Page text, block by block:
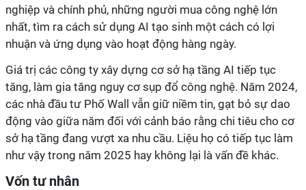
nghiệp và chính phủ, những người mua công nghệ lớn
nhất, tìm ra cách sử dụng AI tạo sinh một cách có lợi
nhuận và ứng dụng vào hoạt động hàng ngày.
Giá trị các công ty xây dựng cơ sở hạ tầng AI tiếp tục
tăng, làm gia tăng nguy cơ sụp đổ công nghệ. Năm 2024,
các nhà đầu tư Phố Wall vẫn giữ niềm tin, gạt bỏ sự dao
động vào giữa năm đối với cảnh báo rằng chi tiêu cho cơ
sở hạ tầng đang vượt xa nhu cầu. Liệu họ có tiếp tục làm
như vậy trong năm 2025 hay không lại là vấn đề khác.
Vốn tư nhân